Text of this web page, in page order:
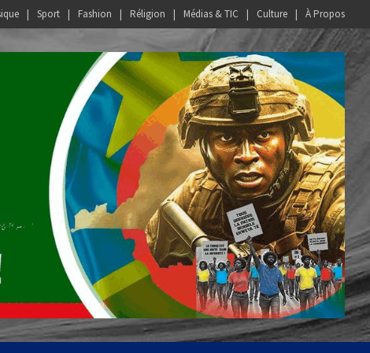
Sport Fashion Réligion Médias & TIC Culture À Propos